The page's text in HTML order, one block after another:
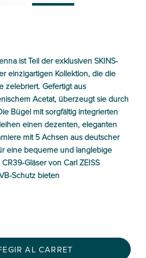
ist Teil der exklusiven SKINS-
einzigartigen Kollektion, die die
zelebriert. Gefertigt aus
Acetat, überzeugt sie durch
Bügel mit sorgfältig integrierten
einen dezenten, eleganten
mit 5 Achsen aus deutscher
eine bequeme und langlebige
Gläser von Carl ZEISS
Schutz bieten
AL CARRET